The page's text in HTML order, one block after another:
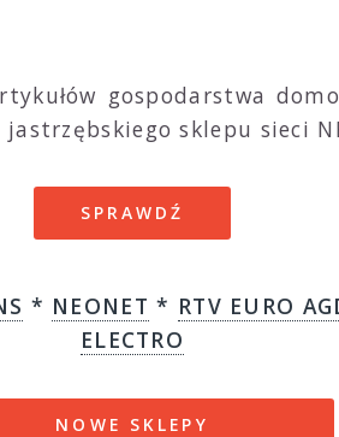
gospodarstwa
sklepu sieci
SPRAWDŹ
* NEONET * RTV EURO
ELECTRO
NOWE SKLEPY